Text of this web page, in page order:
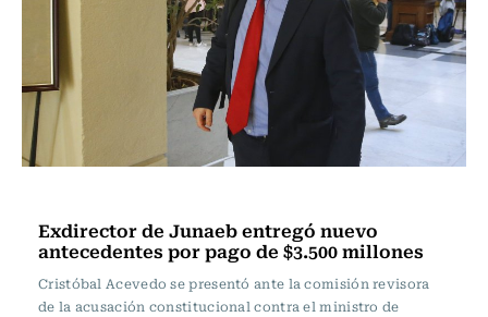
Exdirector de Junaeb entregó nuevo
antecedentes por pago de $3.500 millones
Cristóbal Acevedo se presentó ante la comisión revisora
de la acusación constitucional contra el ministro de